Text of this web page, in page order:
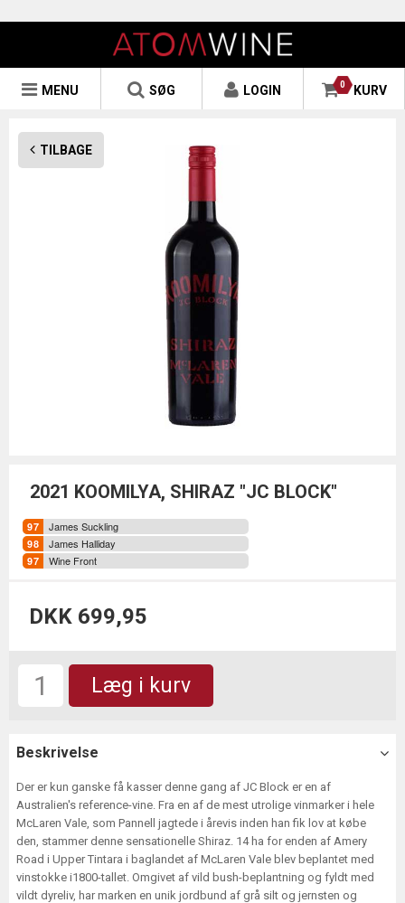
0 KURV
LOGIN
SØG
MENU
TILBAGE
2021 KOOMILYA, SHIRAZ "JC BLOCK"
James Suckling
James Halliday
Wine Front
DKK 699,95
Læg i kurv
Beskrivelse
Der er kun ganske få kasser denne gang af JC Block er en af
Australien's reference-vine. Fra en af de mest utrolige vinmarker i hele
McLaren Vale, som Pannell jagtede i årevis inden han fik lov at købe
den, stammer denne sensationelle Shiraz. 14 ha for enden af Amery
Road i Upper Tintara i baglandet af McLaren Vale blev beplantet med
vinstokke i1800-tallet. Omgivet af vild bush-beplantning og fyldt med
vildt dyreliv, har marken en unik jordbund af grå silt og jernsten og